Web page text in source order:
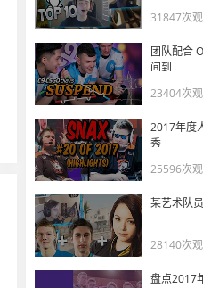
31847次
团队配合
间到
23404次
2017年度
秀
25596次
某艺术队
28140次
盘点2017